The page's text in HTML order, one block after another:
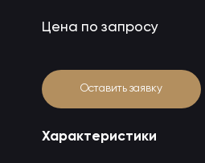
Цена по запросу
Оставить заявку
Характеристики